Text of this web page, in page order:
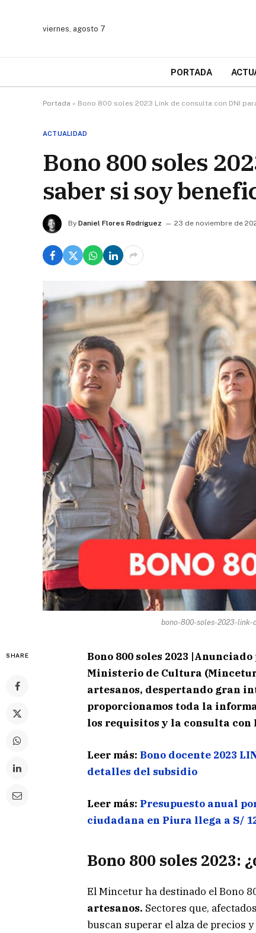
viernes, agosto 7
PORTADA
Portada » Bono 800 soles 2023 Link de consulta con DNI
ACTUALIDAD
Bono 800 soles
saber si soy
By Daniel Flores Rodríguez 23 de noviembre de
bono-800-soles-2023-link-
SHARE Bono 800 soles 2023 |Anunciado
Ministerio de Cultura
artesanos, despertando gran
proporcionamos toda la
los requisitos y la consulta con
Leer más: Bono docente 2023
detalles del subsidio
Leer más: Presupuesto anual
ciudadana en Piura llega a S/
Bono 800 soles 2023:
El Mincetur ha destinado el Bono
artesanos. Sectores que,
buscan superar el alza de precios